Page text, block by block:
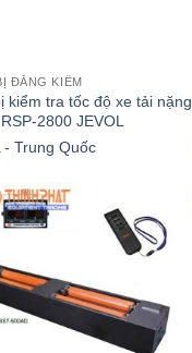
ĐĂNG KIỂM
kiểm tra tốc độ xe tải nặng
2800 JEVOL
- Trung Quốc